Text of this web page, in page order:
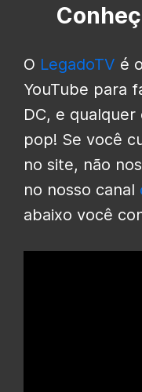
O LegadoTV é
YouTube para
DC, e
pop! Se você
no site, não
no nosso canal
abaixo você